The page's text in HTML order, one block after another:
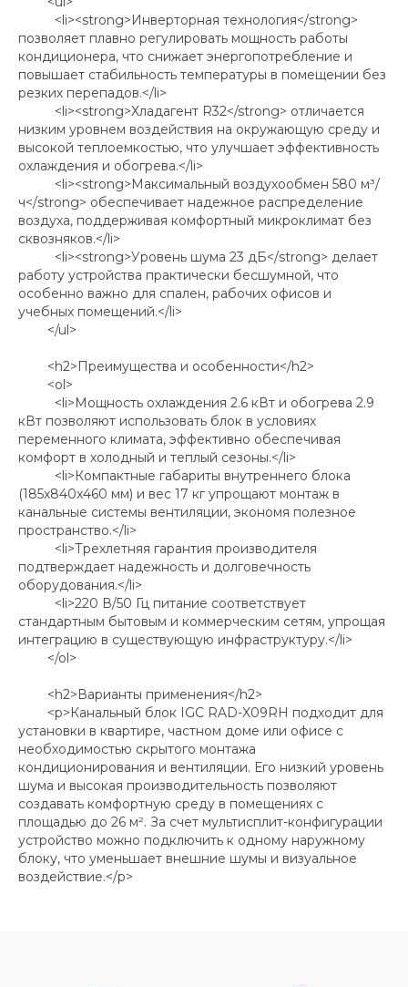
<li><strong>Инверторная технология</strong>
позволяет плавно регулировать мощность работы
кондиционера, что снижает энергопотребление и
повышает стабильность температуры в помещении без
резких перепадов.</li>
<li><strong>Хладагент R32</strong> отличается
низким уровнем воздействия на окружающую среду и
высокой теплоемкостью, что улучшает эффективность
охлаждения и обогрева.</li>
<li><strong>Максимальный воздухообмен 580 м³/
ч</strong> обеспечивает надежное распределение
воздуха, поддерживая комфортный микроклимат без
сквозняков.</li>
<li><strong>Уровень шума 23 дБ</strong> делает
работу устройства практически бесшумной, что
особенно важно для спален, рабочих офисов и
учебных помещений.</li>
</ul>
<h2>Преимущества и особенности</h2>
<ol>
<li>Мощность охлаждения 2.6 кВт и обогрева 2.9
кВт позволяют использовать блок в условиях
переменного климата, эффективно обеспечивая
комфорт в холодный и теплый сезоны.</li>
<li>Компактные габариты внутреннего блока
(185x840x460 мм) и вес 17 кг упрощают монтаж в
канальные системы вентиляции, экономя полезное
пространство.</li>
<li>Трехлетняя гарантия производителя
подтверждает надежность и долговечность
оборудования.</li>
<li>220 В/50 Гц питание соответствует
стандартным бытовым и коммерческим сетям, упрощая
интеграцию в существующую инфраструктуру.</li>
</ol>
<h2>Варианты применения</h2>
<p>Канальный блок IGC RAD-X09RH подходит для
установки в квартире, частном доме или офисе с
необходимостью скрытого монтажа
кондиционирования и вентиляции. Его низкий уровень
шума и высокая производительность позволяют
создавать комфортную среду в помещениях с
площадью до 26 м². За счет мультисплит-конфигурации
устройство можно подключить к одному наружному
блоку, что уменьшает внешние шумы и визуальное
воздействие.</p>